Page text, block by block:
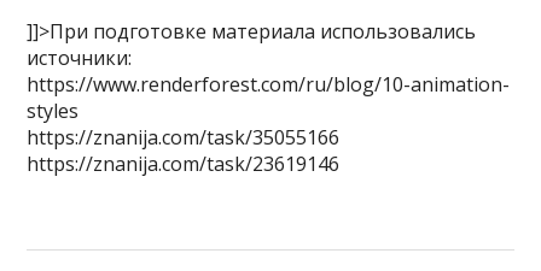
]]>При подготовке материала использовались
источники:
https://www.renderforest.com/ru/blog/10-animation-
styles
https://znanija.com/task/35055166
https://znanija.com/task/23619146